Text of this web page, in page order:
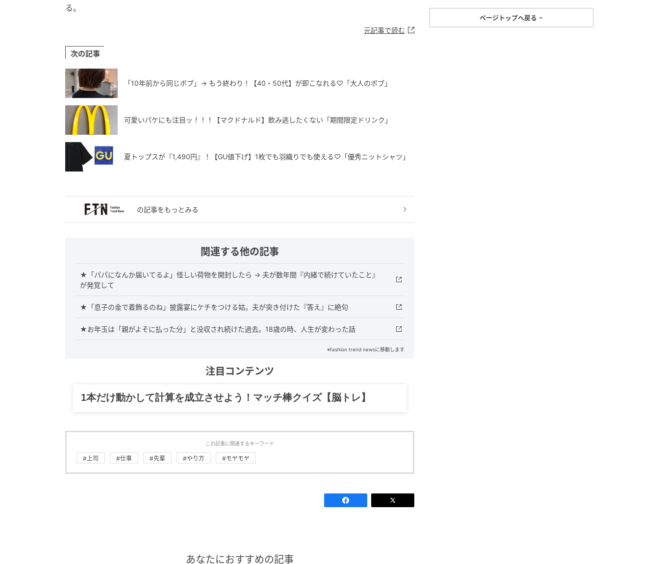
る。
元記事で読む
次の記事
「10年前から同じボブ」→ もう終わり！【40・50代】が即こなれる♡「大人のボブ」
可愛いパケにも注目ッ！！！【マクドナルド】飲み逃したくない「期間限定ドリンク」
夏トップスが『1,490円』！【GU値下げ】1枚でも羽織りでも使える♡「優秀ニットシャツ」
の記事をもっとみる
関連する他の記事
★「パパになんか届いてるよ」怪しい荷物を開封したら → 夫が数年間『内緒で続けていたこと』
が発覚して
★「息子の金で着飾るのね」披露宴にケチをつける姑。夫が突き付けた『答え』に絶句
★お年玉は「親がよそに払った分」と没収され続けた過去。18歳の時、人生が変わった話
※fashion trend newsに移動します
注目コンテンツ
グルメ、ギャグ、子育て、旅行記……全部、読めます。
この記事に関連するキーワード
#上司 #仕事 #先輩 #やり方 #モヤモヤ
あなたにおすすめの記事
ページトップへ戻る